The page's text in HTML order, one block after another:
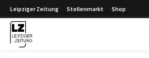
Leipziger Zeitung Stellenmarkt Shop